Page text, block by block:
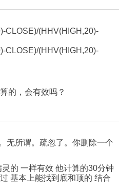
CLOSE)/(HHV(HIGH,20)-
CLOSE)/(HHV(HIGH,20)-
的，会有效吗？
无所谓。疏忽了。你删除一个
的 一样有效 他计算的30分钟
基本上能找到底和顶的 结合